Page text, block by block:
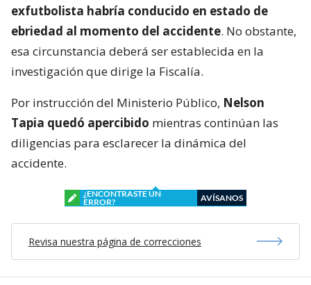
exfutbolista habría conducido en estado de
ebriedad al momento del accidente. No obstante,
esa circunstancia deberá ser establecida en la
investigación que dirige la Fiscalía.
Por instrucción del Ministerio Público, Nelson
Tapia quedó apercibido mientras continúan las
diligencias para esclarecer la dinámica del
accidente.
¿ENCONTRASTE UN
ERROR?
AVÍSANOS
Revisa nuestra página de correcciones